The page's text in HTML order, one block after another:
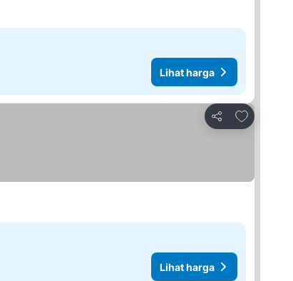
Lihat harga
Kongsi
Tambah
Lihat harga